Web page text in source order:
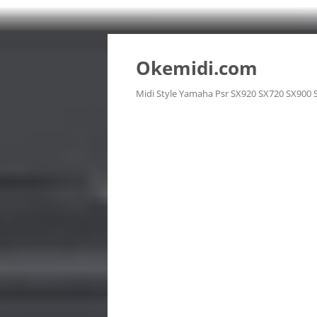
Langsung
Okemidi.com
Midi Style Yamaha Psr SX920 SX720 SX900